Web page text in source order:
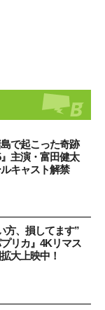
で起こった奇跡
主演・富田健太
キャスト解禁
方、損してます”
リカ』4Kリマス
大上映中！